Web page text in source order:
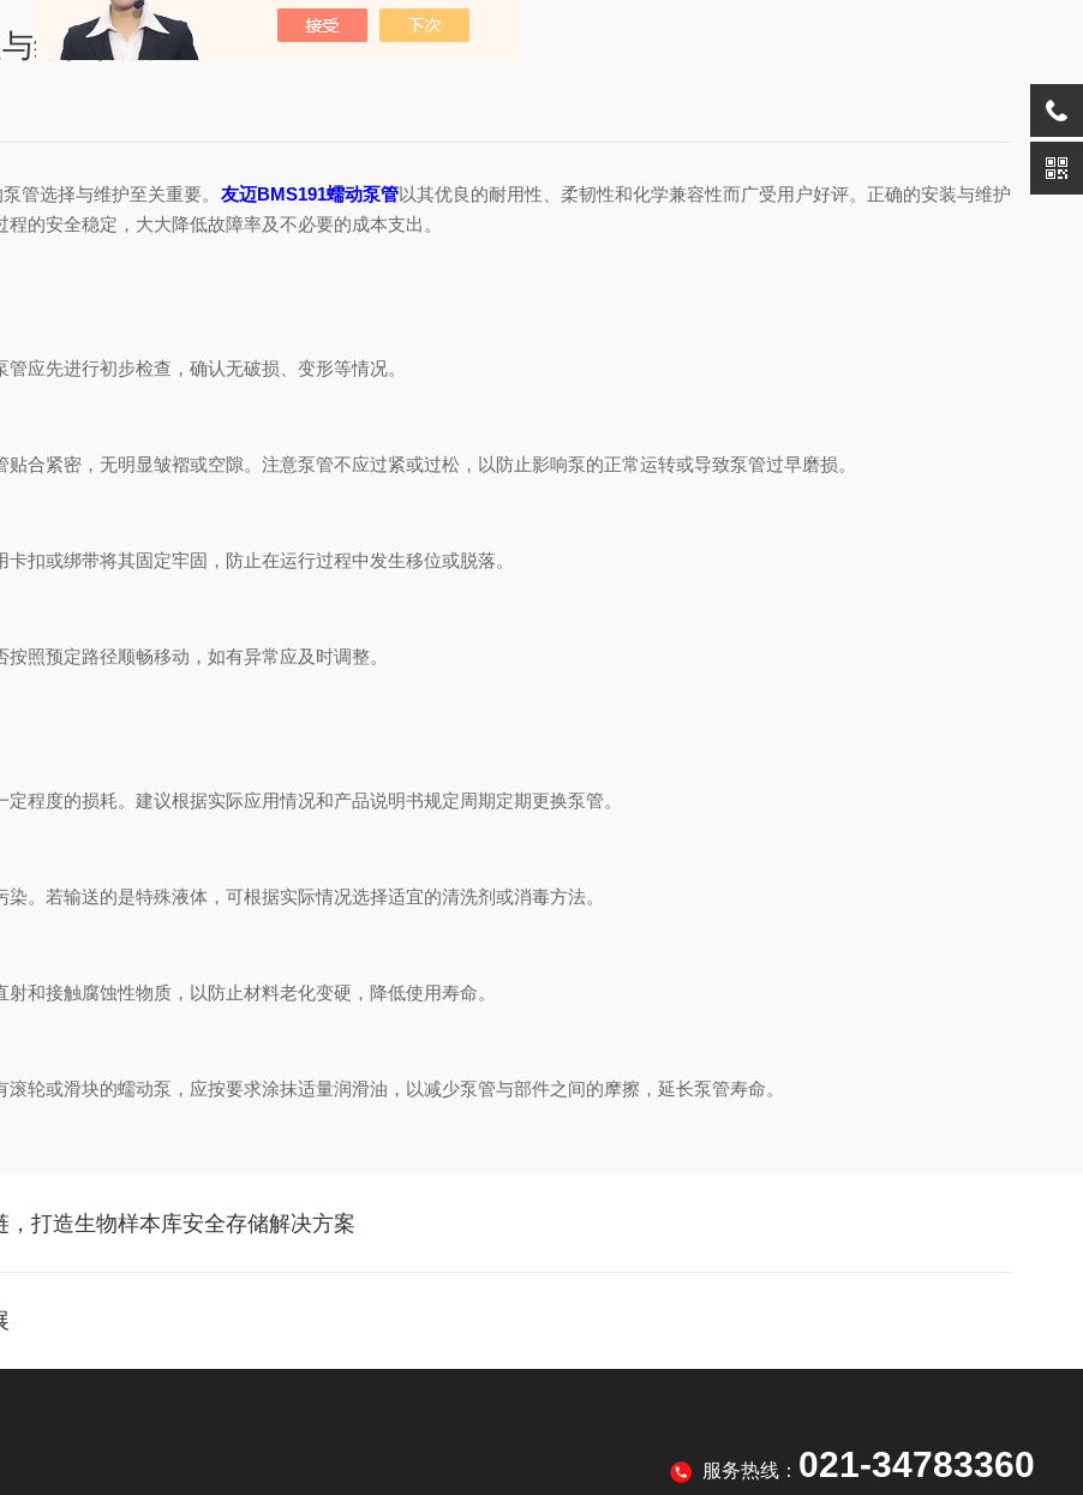
维护指南
管选择与维护至关重要。 友迈BMS191蠕动泵管以其优良的耐用性、柔韧性和化学兼容性而广受用户好评。正确的安装与维护
的安全稳定，大大降低故障率及不必要的成本支出。
先进行初步检查，确认无破损、变形等情况。
紧密，无明显皱褶或空隙。注意泵管不应过紧或过松，以防止影响泵的正常运转或导致泵管过早磨损。
或绑带将其固定牢固，防止在运行过程中发生移位或脱落。
预定路径顺畅移动，如有异常应及时调整。
度的损耗。建议根据实际应用情况和产品说明书规定周期定期更换泵管。
若输送的是特殊液体，可根据实际情况选择适宜的清洗剂或消毒方法。
接触腐蚀性物质，以防止材料老化变硬，降低使用寿命。
或滑块的蠕动泵，应按要求涂抹适量润滑油，以减少泵管与部件之间的摩擦，延长泵管寿命。
打造生物样本库安全存储解决方案
服务热线： 021-34783360